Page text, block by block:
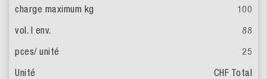
100
88
25
CHF Total